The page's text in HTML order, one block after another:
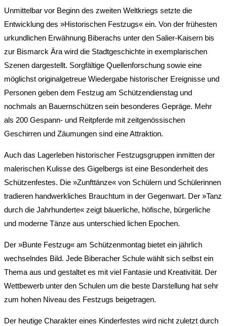
Unmittelbar vor Beginn des zweiten Weltkriegs setzte die
Entwicklung des »Historischen Festzugs« ein. Von der frühesten
urkundlichen Erwähnung Biberachs unter den Salier-Kaisern bis
zur Bismarck Ära wird die Stadtgeschichte in exemplarischen
Szenen dargestellt. Sorgfältige Quellenforschung sowie eine
möglichst originalgetreue Wiedergabe historischer Ereignisse und
Personen geben dem Festzug am Schützendienstag und
nochmals an Bauernschützen sein besonderes Gepräge. Mehr
als 200 Gespann- und Reitpferde mit zeitgenössischen
Geschirren und Zäumungen sind eine Attraktion.
Auch das Lagerleben historischer Festzugsgruppen inmitten der
malerischen Kulisse des Gigelbergs ist eine Besonderheit des
Schützenfestes. Die »Zunfttänze« von Schülern und Schülerinnen
tradieren handwerkliches Brauchtum in der Gegenwart. Der »Tanz
durch die Jahrhunderte« zeigt bäuerliche, höfische, bürgerliche
und moderne Tänze aus unterschied lichen Epochen.
Der »Bunte Festzug« am Schützenmontag bietet ein jährlich
wechselndes Bild. Jede Biberacher Schule wählt sich selbst ein
Thema aus und gestaltet es mit viel Fantasie und Kreativität. Der
Wettbewerb unter den Schulen um die beste Darstellung hat sehr
zum hohen Niveau des Festzugs beigetragen.
Der heutige Charakter eines Kinderfestes wird nicht zuletzt durch